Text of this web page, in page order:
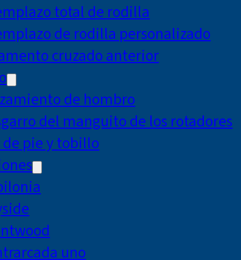
total de rodilla
de rodilla personalizado
cruzado anterior
de hombro
del manguito de los rotadores
pie y tobillo
uno